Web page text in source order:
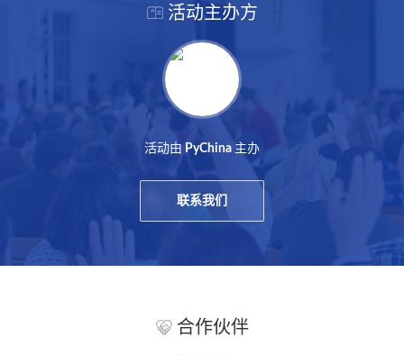
活动主办方
活动由 PyChina 主办
联系我们
合作伙伴